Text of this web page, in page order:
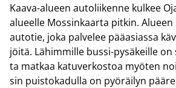
Kaava-​alueen au­to­lii­ken­ne kul­kee
alu­eel­le Mos­sin­kaar­ta pit­kin.
au­to­tie, joka pal­ve­lee pää­asias­sa
jöi­tä. Lä­him­mil­le bussi-​pysäkeille
ta mat­kaa ka­tu­ver­kos­toa myö­ten
sin puis­to­ka­dul­la on pyö­räi­lyn